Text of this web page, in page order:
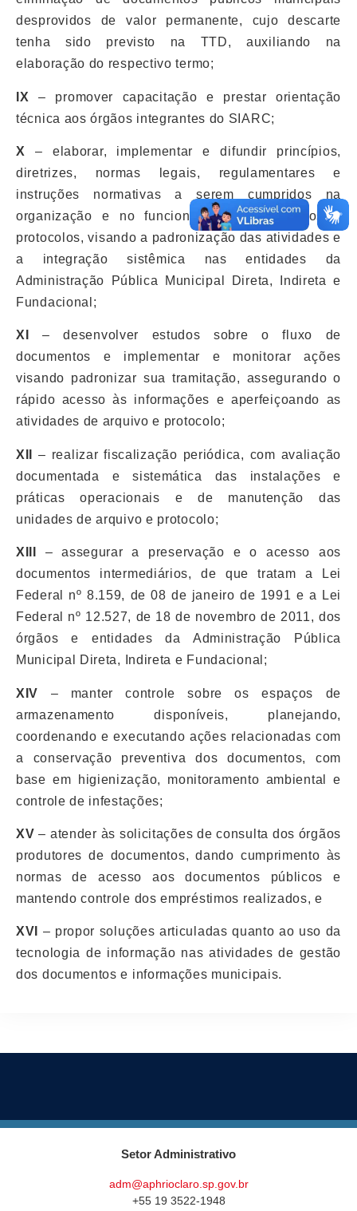
desprovidos de valor permanente, cujo descarte
tenha sido previsto na TTD, auxiliando na
elaboração do respectivo termo;
IX – promover capacitação e prestar orientação
técnica aos órgãos integrantes do SIARC;
X
– elaborar, implementar e difundir princípios,
diretrizes, normas legais, regulamentares e
instruções normativas a serem cumpridos na
organização e no funcionamento de arquivos e
protocolos, visando a padronização das atividades e
a integração sistêmica nas entidades da
Administração Pública Municipal Direta, Indireta e
Fundacional;
XI
– desenvolver estudos sobre o fluxo de
documentos e implementar e monitorar ações
visando padronizar sua tramitação, assegurando o
rápido acesso às informações e aperfeiçoando as
atividades de arquivo e protocolo;
XII
– realizar fiscalização periódica, com avaliação
documentada e sistemática das instalações e
práticas operacionais e de manutenção das
unidades de arquivo e protocolo;
XIII
– assegurar a preservação e o acesso aos
documentos intermediários, de que tratam a Lei
Federal nº 8.159, de 08 de janeiro de 1991 e a Lei
Federal nº 12.527, de 18 de novembro de 2011, dos
órgãos e entidades da Administração Pública
Municipal Direta, Indireta e Fundacional;
XIV – manter controle sobre os espaços de
armazenamento disponíveis, planejando,
coordenando e executando ações relacionadas com
a conservação preventiva dos documentos, com
base em higienização, monitoramento ambiental e
controle de infestações;
XV– atender às solicitações de consulta dos órgãos
produtores de documentos, dando cumprimento às
normas de acesso aos documentos públicos e
mantendo controle dos empréstimos realizados, e
XVI
– propor soluções articuladas quanto ao uso da
tecnologia de informação nas atividades de gestão
dos documentos e informações municipais.
Setor Administrativo
adm@aphrioclaro.sp.gov.br
+55 19 3522-1948